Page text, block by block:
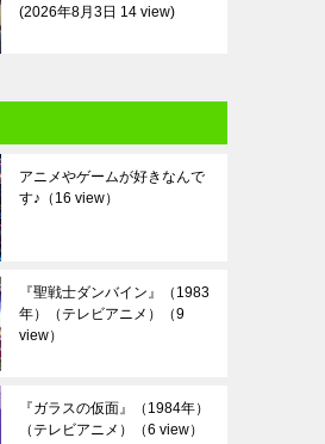
2026年8月3日 14 view
アニメやゲームが好きなんで
す♪ （16 view）
『聖戦士ダンバイン』（1983
年）（テレビアニメ）
（9
view）
『ガラスの仮面』（1984年）
（テレビアニメ）
（6 view）